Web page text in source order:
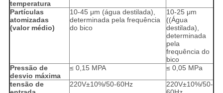
temperatura
Partículas
atomizadas
(valor médio)
10-45 μm (água destilada),
determinada pela frequência
do bico
10-25 μm
((Água
destilada),
determinada
pela
frequência do
bico
Pressão de
desvio máxima
≤ 0,15 MPA ≤ 0,05 MPa
tensão de
220V±10%/50-60Hz
220V±10%/50-